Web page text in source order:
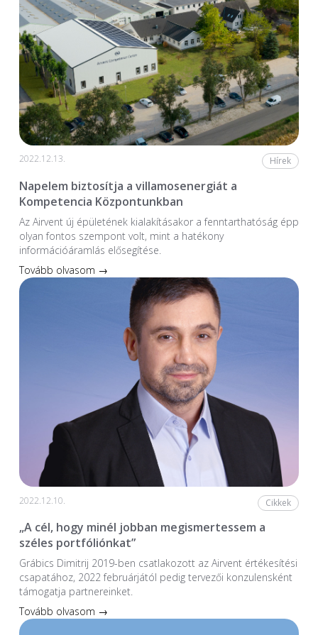
2022.12.13. Hírek
Napelem biztosítja a villamosenergiát a
Kompetencia Központunkban
Az Airvent új épületének kialakításakor a fenntarthatóság épp
olyan fontos szempont volt, mint a hatékony
információáramlás elősegítése.
Tovább olvasom →
2022.12.10. Cikkek
„A cél, hogy minél jobban megismertessem a
széles portfóliónkat”
Grábics Dimitrij 2019-ben csatlakozott az Airvent értékesítési
csapatához, 2022 februárjától pedig tervezői konzulensként
támogatja partnereinket.
Tovább olvasom →